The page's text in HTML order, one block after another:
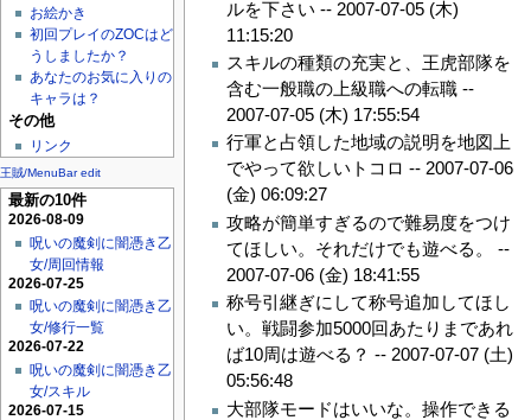
お絵かき
初回プレイのZOCはど
うしましたか？
あなたのお気に入りの
キャラは？
その他
リンク
王賊/MenuBar edit
最新の10件
2026-08-09
呪いの魔剣に闇憑き乙
女/周回情報
2026-07-25
呪いの魔剣に闇憑き乙
女/修行一覧
2026-07-22
呪いの魔剣に闇憑き乙
女/スキル
2026-07-15
ルを下さい -- 2007-07-05 (木)
11:15:20
スキルの種類の充実と、王虎部隊を
含む一般職の上級職への転職 --
2007-07-05 (木) 17:55:54
行軍と占領した地域の説明を地図上
でやって欲しいトコロ --2007-07-06
(金) 06:09:27
攻略が簡単すぎるので難易度をつけ
てほしい。それだけでも遊べる。 --
2007-07-06 (金) 18:41:55
称号引継ぎにして称号追加してほし
い。戦闘参加5000回あたりまであれ
ば10周は遊べる？ --2007-07-07 (土)
05:56:48
大部隊モードはいいな。操作できる